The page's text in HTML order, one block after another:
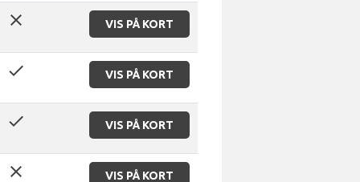
close VIS PÅ KORT
done VIS PÅ KORT
done VIS PÅ KORT
close VIS PÅ KORT